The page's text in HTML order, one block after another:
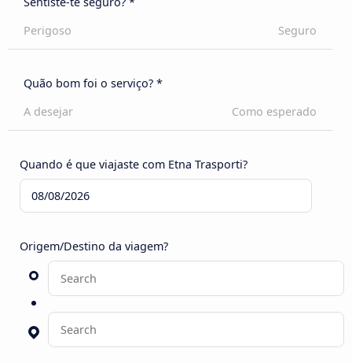
Perigoso
Seguro
Quão bom foi o serviço? *
A desejar
Como esperado
Quando é que viajaste com Etna Trasporti?
Origem/Destino da viagem?